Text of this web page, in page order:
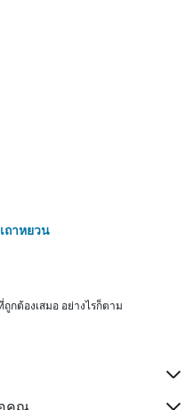
ถาหยวน
กต้องเสมอ อย่างไรก็ตาม
อคุณ